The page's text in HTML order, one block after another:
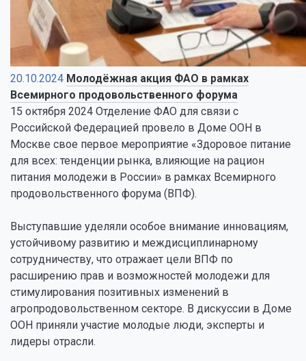
20.10.2024 Молодёжная акция ФАО в рамках
Всемирного продовольственного форума
15 октября 2024 Отделение ФАО для связи с
Российской Федерацией провело в Доме ООН в
Москве свое первое мероприятие «Здоровое питание
для всех: тенденции рынка, влияющие на рацион
питания молодежи в России» в рамках Всемирного
продовольственного форума (ВПФ).
Выступавшие уделяли особое внимание инновациям,
устойчивому развитию и междисциплинарному
сотрудничеству, что отражает цели ВПФ по
расширению прав и возможностей молодежи для
стимулирования позитивных изменений в
агропродовольственном секторе. В дискуссии в Доме
ООН приняли участие молодые люди, эксперты и
лидеры отрасли.